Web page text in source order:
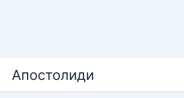
содержимому
Апостолиди